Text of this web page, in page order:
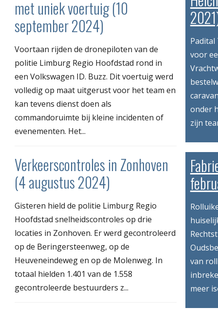
met uniek voertuig (10
september 2024)
Voortaan rijden de dronepiloten van de
politie Limburg Regio Hoofdstad rond in
een Volkswagen ID. Buzz. Dit voertuig werd
volledig op maat uitgerust voor het team en
kan tevens dienst doen als
commandoruimte bij kleine incidenten of
evenementen. Het...
Verkeerscontroles in Zonhoven
(4 augustus 2024)
Gisteren hield de politie Limburg Regio
Hoofdstad snelheidscontroles op drie
locaties in Zonhoven. Er werd gecontroleerd
op de Beringersteenweg, op de
Heuveneindeweg en op de Molenweg. In
totaal hielden 1.401 van de 1.558
gecontroleerde bestuurders z...
voor
onder
zijn
van
meer